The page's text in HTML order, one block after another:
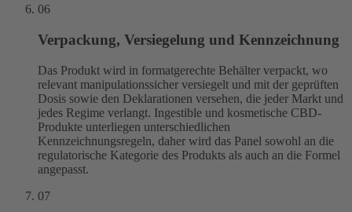
06
Verpackung, Versiegelung und Kennzeichnung
Das Produkt wird in formatgerechte Behälter verpackt, wo
relevant manipulationssicher versiegelt und mit der geprüften
Dosis sowie den Deklarationen versehen, die jeder Markt und
jedes Regime verlangt. Ingestible und kosmetische CBD-
Produkte unterliegen unterschiedlichen
Kennzeichnungsregeln, daher wird das Panel sowohl an die
regulatorische Kategorie des Produkts als auch an die Formel
angepasst.
07